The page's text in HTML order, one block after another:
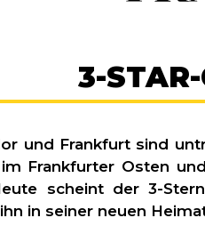
3-
und Frankfurt sind
Frankfurter Osten
scheint der 3-
in seiner neuen